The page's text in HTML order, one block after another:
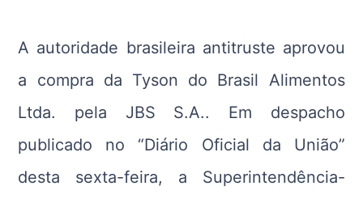
A autoridade brasileira antitruste aprovou
a compra da Tyson do Brasil Alimentos
Ltda. pela JBS S.A.. Em despacho
publicado no “Diário Oficial da União”
desta sexta-feira, a Superintendência-